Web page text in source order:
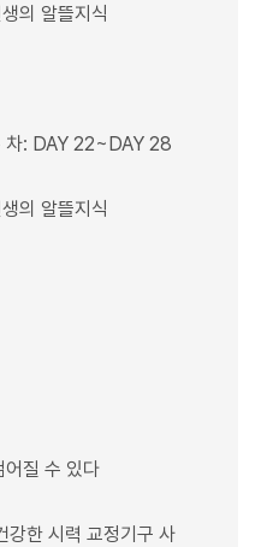
의 알뜰지식
차: DAY 22~DAY 28
의 알뜰지식
질 수 있다
한 시력 교정기구 사